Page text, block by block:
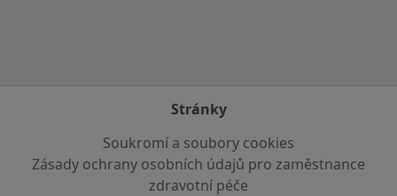
Stránky
Soukromí a soubory cookies
Zásady ochrany osobních údajů pro zaměstnance
zdravotní péče